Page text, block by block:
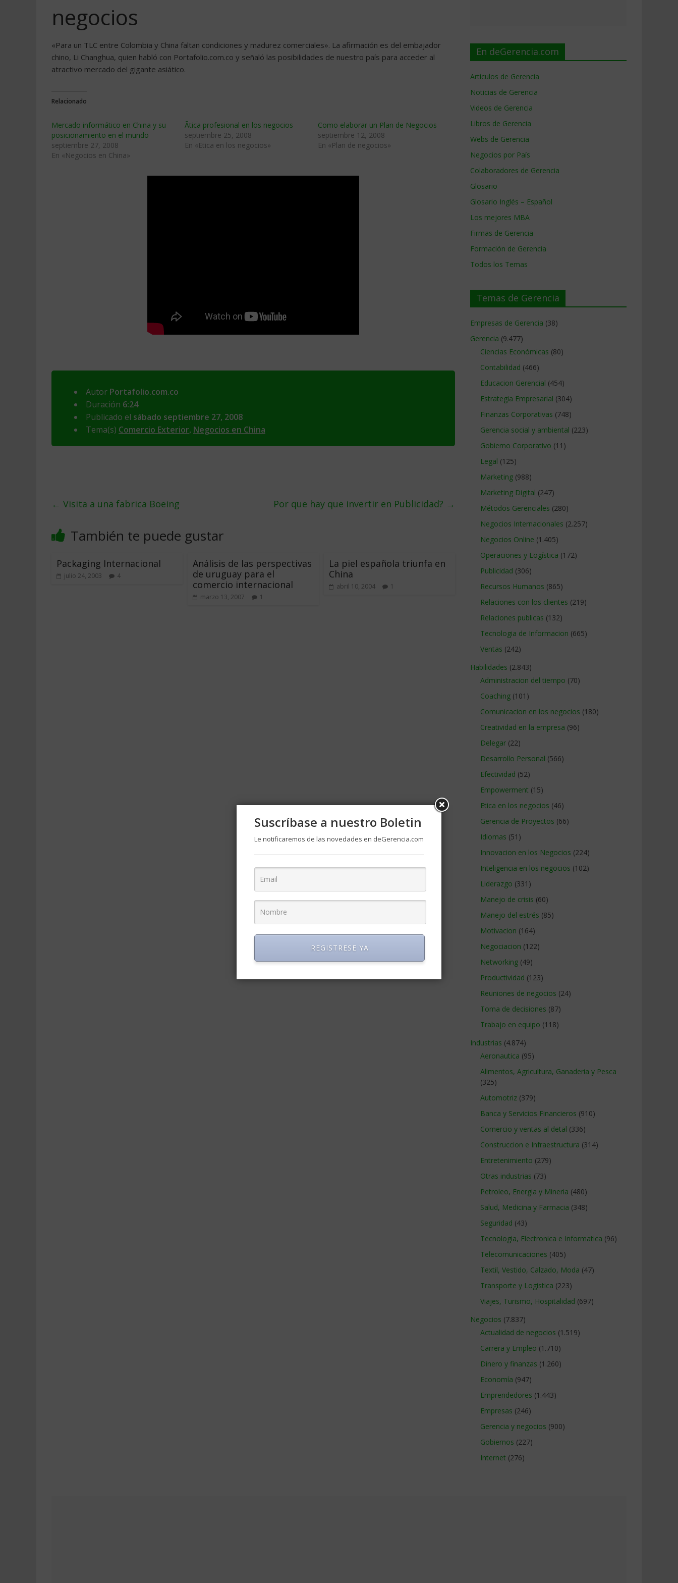
negocios
«Para un TLC entre Colombia y China faltan condiciones y madurez comerciales». La afirmación es del embajador
chino, Li Changhua, quien habló con Portafolio.com.co y señaló las posibilidades de nuestro país para acceder al
atractivo mercado del gigante asiático.
Relacionado
Mercado informático en China y su
posicionamiento en el mundo
septiembre 27, 2008
En «Negocios en China»
Ãtica profesional en los negocios
septiembre 25, 2008
En «Etica en los negocios»
Como elaborar un Plan de Negocios
septiembre 12, 2008
En «Plan de negocios»
Autor Portafolio.com.co
Duración 6:24
Publicado el sábado septiembre 27, 2008
Tema(s) Comercio Exterior, Negocios en China
← Visita a una fabrica Boeing Por que hay que invertir en Publicidad? →
También te puede gustar
Packaging Internacional
julio 24, 2003 4
Análisis de las perspectivas
de uruguay para el
comercio internacional
marzo 13, 2007 1
La piel española triunfa en
China
abril 10, 2004 1
En deGerencia.com
Artículos de Gerencia
Noticias de Gerencia
Videos de Gerencia
Libros de Gerencia
Webs de Gerencia
Negocios por País
Colaboradores de Gerencia
Glosario
Glosario Inglés – Español
Los mejores MBA
Firmas de Gerencia
Formación de Gerencia
Todos los Temas
Temas de Gerencia
Empresas de Gerencia (38)
Gerencia (9.477)
Ciencias Económicas (80)
Contabilidad (466)
Educacion Gerencial (454)
Estrategia Empresarial (304)
Finanzas Corporativas (748)
Gerencia social y ambiental (223)
Gobierno Corporativo (11)
Legal (125)
Marketing (988)
Marketing Digital (247)
Métodos Gerenciales (280)
Negocios Internacionales (2.257)
Negocios Online (1.405)
Operaciones y Logística (172)
Publicidad (306)
Recursos Humanos (865)
Relaciones con los clientes (219)
Relaciones publicas (132)
Tecnologia de Informacion (665)
Ventas (242)
Habilidades (2.843)
Administracion del tiempo (70)
Coaching (101)
Comunicacion en los negocios (180)
Creatividad en la empresa (96)
Delegar (22)
Desarrollo Personal (566)
Efectividad (52)
Empowerment (15)
Etica en los negocios (46)
Gerencia de Proyectos (66)
Idiomas (51)
Innovacion en los Negocios (224)
Inteligencia en los negocios (102)
Liderazgo (331)
Manejo de crisis (60)
Manejo del estrés (85)
Motivacion (164)
Negociacion (122)
Networking (49)
Productividad (123)
Reuniones de negocios (24)
Toma de decisiones (87)
Trabajo en equipo (118)
Industrias (4.874)
Aeronautica (95)
Alimentos, Agricultura, Ganaderia y Pesca
(325)
Automotriz (379)
Banca y Servicios Financieros (910)
Comercio y ventas al detal (336)
Construccion e Infraestructura (314)
Entretenimiento (279)
Otras industrias (73)
Petroleo, Energia y Mineria (480)
Salud, Medicina y Farmacia (348)
Seguridad (43)
Tecnologia, Electronica e Informatica (96)
Telecomunicaciones (405)
Textil, Vestido, Calzado, Moda (47)
Transporte y Logistica (223)
Viajes, Turismo, Hospitalidad (697)
Negocios (7.837)
Actualidad de negocios (1.519)
Carrera y Empleo (1.710)
Dinero y finanzas (1.260)
Economía (947)
Emprendedores (1.443)
Empresas (246)
Gerencia y negocios (900)
Gobiernos (227)
Internet (276)
Suscríbase a nuestro Boletin
Le notificaremos de las novedades en deGerencia.com
REGISTRESE YA